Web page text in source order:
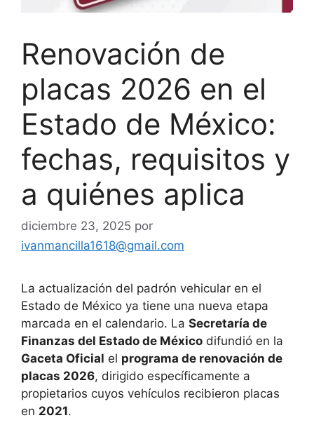
Renovación de
placas 2026 en el
Estado de México:
fechas, requisitos y
a quiénes aplica
diciembre 23, 2025 por
ivanmancilla1618@gmail.com
La actualización del padrón vehicular en el
Estado de México ya tiene una nueva etapa
marcada en el calendario. La Secretaría de
Finanzas del Estado de México difundió en la
Gaceta Oficial el programa de renovación de
placas 2026, dirigido específicamente a
propietarios cuyos vehículos recibieron placas
en 2021.